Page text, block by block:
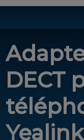
DECT
Yealink